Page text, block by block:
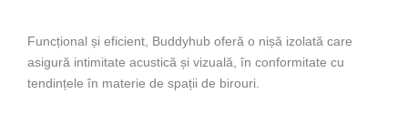
Funcțional și eficient, Buddyhub oferă o nișă izolată care
asigură intimitate acustică și vizuală, în conformitate cu
tendințele în materie de spații de birouri.